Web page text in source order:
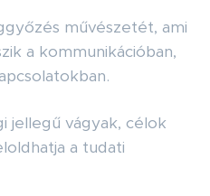
művészetét, ami
a kommunikációban,
jellegű vágyak, célok
a tudati